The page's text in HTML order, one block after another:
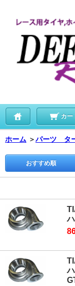
カー
ホーム ＞パーツ タ
おすすめ順